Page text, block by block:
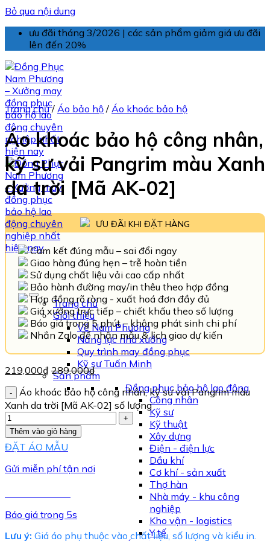
Bỏ qua nội dung
ưu đãi tháng 3/2026 | các sản phẩm giảm giá ưu đãi
lên đến 20%
Trang chủ
Giới thiệu
Về Nam Phương
Năng lực nhà xưởng
Quy trình may đồng phục
Kỹ sư Tuấn Minh
Sản phẩm
Đồng phục bảo hộ lao động
Công nhân
Kỹ sư
Kỹ thuật
Xây dựng
Điện - điện lực
Dầu khí
Cơ khí - sản xuất
Thợ hàn
Nhà máy - khu công
nghiệp
Kho vận - logistics
Y tế
Trang chủ / Áo bảo hộ / Áo khoác bảo hộ
Áo khoác bảo hộ công nhân,
kỹ sư vải Pangrim màu Xanh
da trời [Mã AK-02]
ƯU ĐÃI KHI ĐẶT HÀNG
Cam kết đúng mẫu – sai đổi ngay
Giao hàng đúng hẹn – trễ hoàn tiền
Sử dụng chất liệu vải cao cấp nhất
Bảo hành đường may/in thêu theo hợp đồng
Hợp đồng rõ ràng - xuất hoá đơn đầy đủ
Giá xưởng trực tiếp – chiết khấu theo số lượng
Báo giá trong 5 phút – không phát sinh chi phí
Nhắn Zalo để nhận mẫu & lịch giao dự kiến
219,000₫ 289,000₫
Áo khoác bảo hộ công nhân, kỹ sư vải Pangrim màu
Xanh da trời [Mã AK-02] số lượng
Thêm vào giỏ hàng
ĐẶT ÁO MẪU
Gửi miễn phí tận nơi
Báo giá trong 5s
Lưu ý: Giá áo phụ thuộc vào chất liệu, số lượng và kiểu in.